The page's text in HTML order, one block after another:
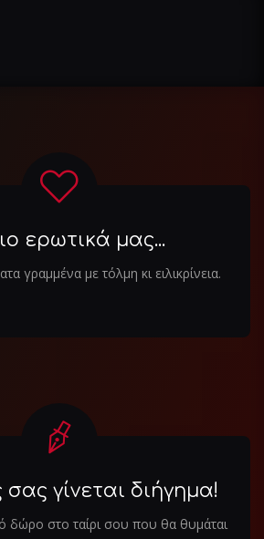
ερωτικά μας...
γραμμένα με τόλμη κι ειλικρίνεια.
γίνεται διήγημα!
δώρο στο ταίρι σου που θα θυμάται